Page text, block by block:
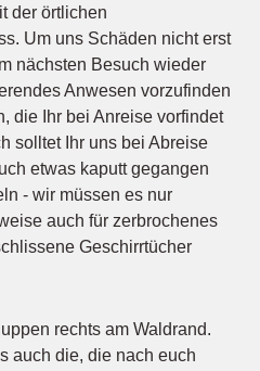
der örtlichen
Um uns Schäden nicht erst
nächsten Besuch wieder
Anwesen vorzufinden
die Ihr bei Anreise vorfindet
solltet Ihr uns bei Abreise
etwas kaputt gegangen
- wir müssen es nur
auch für zerbrochenes
Geschirrtücher
rechts am Waldrand.
auch die, die nach euch